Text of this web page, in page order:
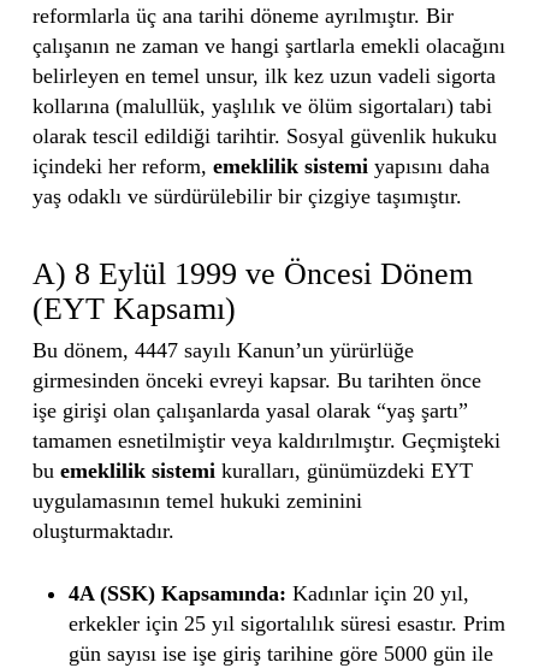
reformlarla üç ana tarihi döneme ayrılmıştır. Bir
çalışanın ne zaman ve hangi şartlarla emekli olacağını
belirleyen en temel unsur, ilk kez uzun vadeli sigorta
kollarına (malullük, yaşlılık ve ölüm sigortaları) tabi
olarak tescil edildiği tarihtir. Sosyal güvenlik hukuku
içindeki her reform, emeklilik sistemiyapısını daha
yaş odaklı ve sürdürülebilir bir çizgiye taşımıştır.
A) 8 Eylül 1999 ve Öncesi Dönem
(EYT Kapsamı)
Bu dönem, 4447 sayılı Kanun’un yürürlüğe
girmesinden önceki evreyi kapsar. Bu tarihten önce
işe girişi olan çalışanlarda yasal olarak “yaş şartı”
tamamen esnetilmiştir veya kaldırılmıştır. Geçmişteki
bu emeklilik sistemikuralları, günümüzdeki EYT
uygulamasının temel hukuki zeminini
oluşturmaktadır.
4A (SSK) Kapsamında: Kadınlar için 20 yıl,
erkekler için 25 yıl sigortalılık süresi esastır. Prim
gün sayısı ise işe giriş tarihine göre 5000 gün ile